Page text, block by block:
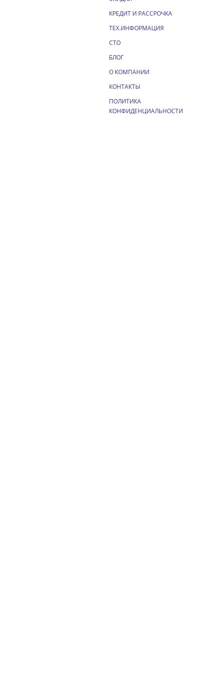
КРЕДИТ И РАССРОЧКА
ТЕХ.ИНФОРМАЦИЯ
СТО
БЛОГ
О КОМПАНИИ
КОНТАКТЫ
ПОЛИТИКА
КОНФИДЕНЦИАЛЬНОСТИ